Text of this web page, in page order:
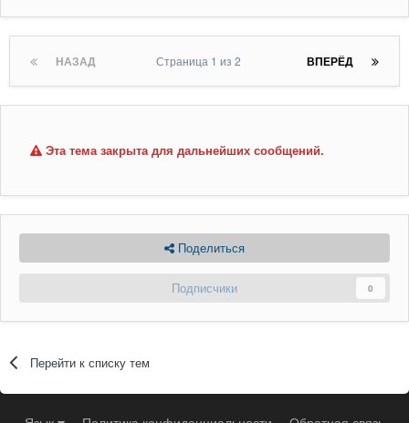
НАЗАД ВПЕРЁД
Страница 1 из 2
Эта тема закрыта для дальнейших сообщений.
Поделиться
Подписчики 0
Перейти к списку тем